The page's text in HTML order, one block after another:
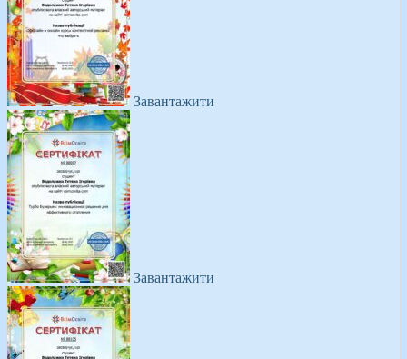
Завантажити
Завантажити